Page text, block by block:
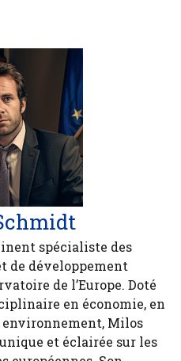
spécialiste des
de développement
de l’Europe. Doté
en économie, en
Milos
et éclairée sur les